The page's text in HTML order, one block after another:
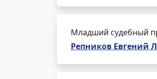
Младший судебный
Репников Евгений